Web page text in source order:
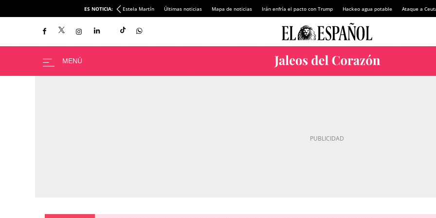
ES NOTICIA: Estela Martín Últimas noticias Mapa de noticias Irán enfría el pacto con Trump Hackeo agua potable Ataque a